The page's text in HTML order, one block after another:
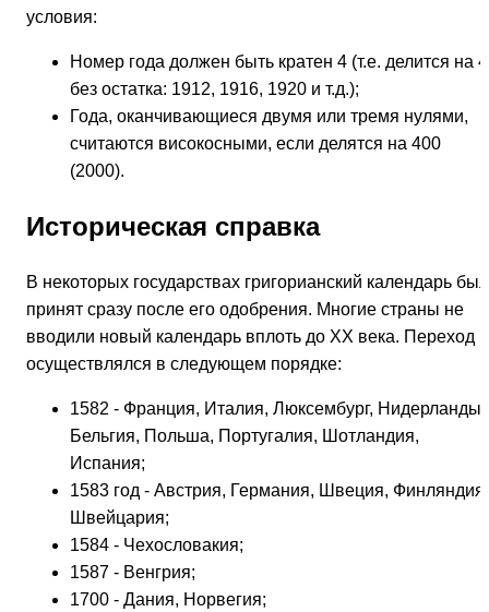
условия:
Номер года должен быть кратен 4 (т.е. делится на 4
без остатка: 1912, 1916, 1920 и т.д.);
Года, оканчивающиеся двумя или тремя нулями,
считаются високосными, если делятся на 400
(2000).
Историческая справка
В некоторых государствах григорианский календарь был
принят сразу после его одобрения. Многие страны не
вводили новый календарь вплоть до XX века. Переход
осуществлялся в следующем порядке:
1582 - Франция, Италия, Люксембург, Нидерланды,
Бельгия, Польша, Португалия, Шотландия,
Испания;
1583 год - Австрия, Германия, Швеция, Финляндия,
Швейцария;
1584 - Чехословакия;
1587 - Венгрия;
1700 - Дания, Норвегия;